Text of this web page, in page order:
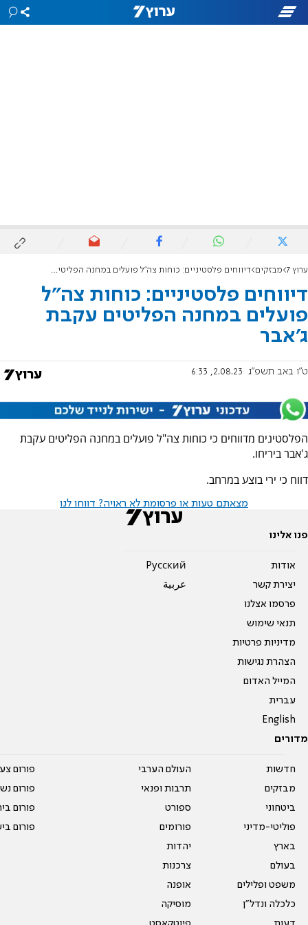
ערוץ 7 מבזקים דיווחים פלסטיניים: כוחות צה"ל פועלים במחנה הפליטים עקבת ג'אבר
דיווחים פלסטיניים: כוחות צה"ל
פועלים במחנה הפליטים עקבת
ג'אבר
ט"ו באב תשפ"ג 2.08.23, 6:33
הפלסטינים מדווחים כי כוחות צה"ל פועלים במחנה הפליטים עקבת
ג'אבר ביריחו.
דווח כי ירי בוצע במרחב.
מצאתם טעות או פרסומת לא ראויה? דווחו לנו
פנו אלינו
אודות
יצירת קשר
פרסמו אצלנו
תנאי שימוש
מדיניות פרטיות
הצהרת נגישות
המייל האדום
עברית
English
Pусский
عربية
מדורים
חדשות
מבזקים
ביטחוני
פוליטי-מדיני
בארץ
בעולם
משפט ופלילים
כלכלה ונדל"ן
העולם הערבי
תרבות ופנאי
ספורט
פורומים
יהדות
צרכנות
אופנה
מוסיקה
פורום
פורום
פורום
פורום